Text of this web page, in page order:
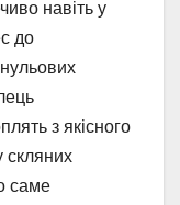
навіть у
до
нульових
з якісного
скляних
саме